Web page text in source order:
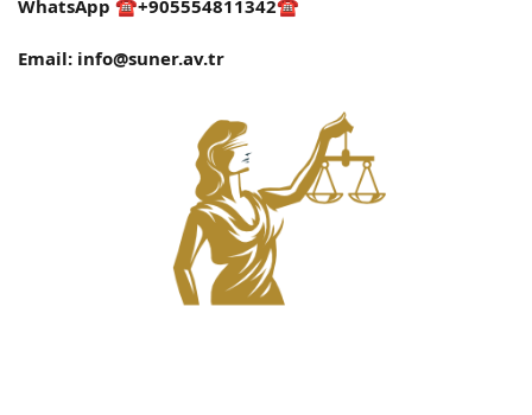
WhatsApp ☎️+905554811342☎️
Email: info@suner.av.tr